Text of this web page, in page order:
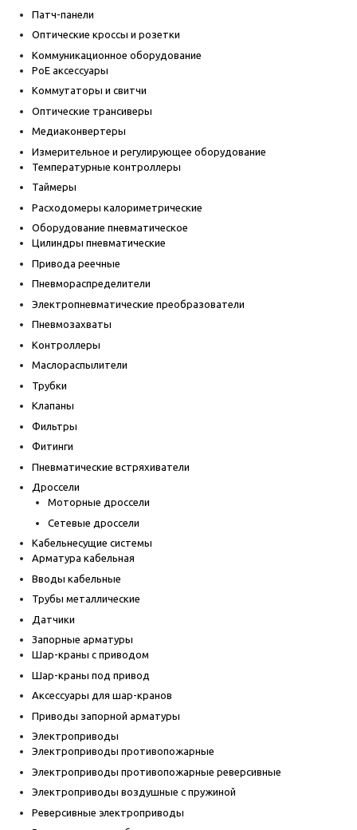
Патч-панели
Оптические кроссы и розетки
Коммуникационное оборудование
PoE аксессуары
Коммутаторы и свитчи
Оптические трансиверы
Медиаконвертеры
Измерительное и регулирующее оборудование
Температурные контроллеры
Таймеры
Расходомеры калориметрические
Оборудование пневматическое
Цилиндры пневматические
Привода реечные
Пневмораспределители
Электропневматические преобразователи
Пневмозахваты
Контроллеры
Маслораспылители
Трубки
Клапаны
Фильтры
Фитинги
Пневматические встряхиватели
Дроссели
Моторные дроссели
Сетевые дроссели
Кабельнесущие системы
Арматура кабельная
Вводы кабельные
Трубы металлические
Датчики
Запорные арматуры
Шар-краны с приводом
Шар-краны под привод
Аксессуары для шар-кранов
Приводы запорной арматуры
Электроприводы
Электроприводы противопожарные
Электроприводы противопожарные реверсивные
Электроприводы воздушные с пружиной
Реверсивные электроприводы